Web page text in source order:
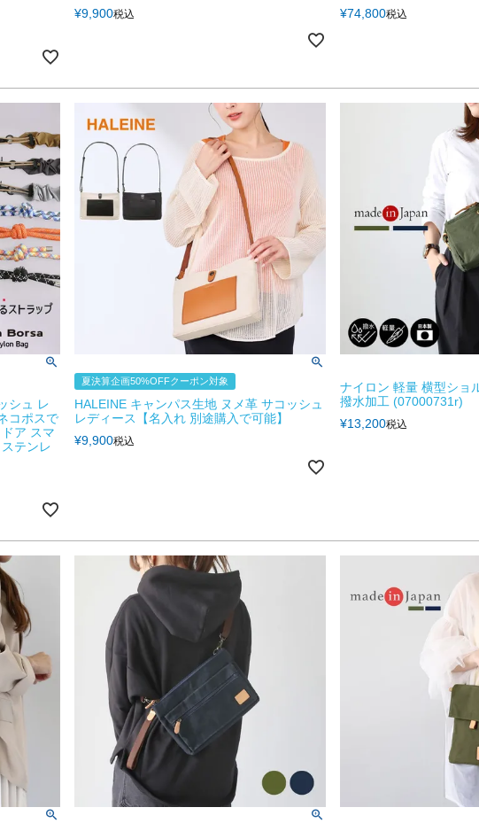
¥9,900税込
¥74,800税込
シュ レ
コポスで
ア スマ
テンレ
夏決算企画50%OFFクーポン対象
HALEINE キャンパス生地 ヌメ革 サコッシュ
レディース【名入れ 別途購入で可能】
¥9,900税込
ナイロン 軽量 横型ショ
撥水加工 (07000731r)
¥13,200税込